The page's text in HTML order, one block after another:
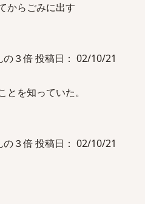
からごみに出す
３倍 投稿日： 02/10/21
を知っていた。
３倍 投稿日： 02/10/21